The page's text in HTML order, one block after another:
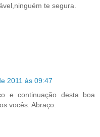
te segura.
2011 às 09:47
e continuação desta boa
vocês. Abraço.